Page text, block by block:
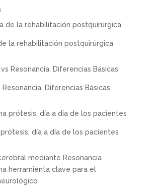
la rehabilitación postquirúrgica
Resonancia. Diferencias Básicas
día a día de los pacientes